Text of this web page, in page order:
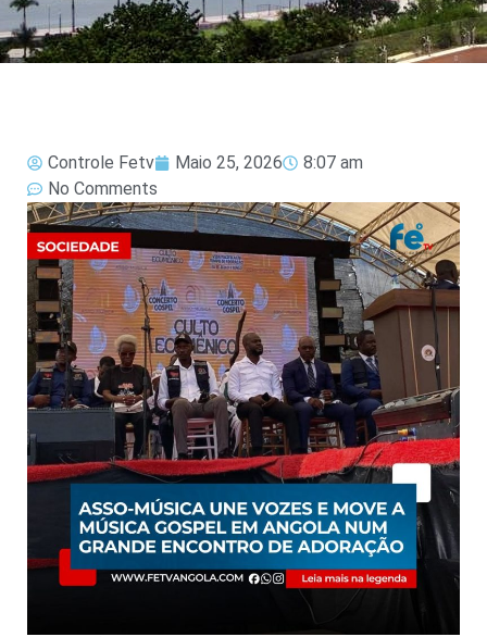
Controle Fetv Maio 25, 2026
8:07 am
No Comments